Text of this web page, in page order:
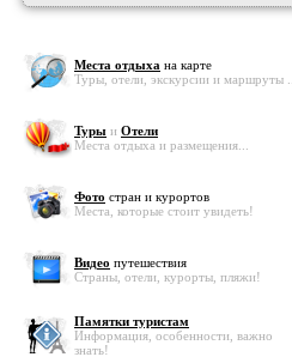
Места отдыха на карте
Туры, отели, экскурсии и маршруты ...
Туры и Отели
Места отдыха и размещения...
Фото стран и курортов
Места, которые стоит увидеть!
Видео путешествия
Страны, отели, курорты, пляжи!
Памятки туристам
Информация, особенности, важно
знать!